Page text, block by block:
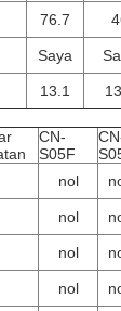
76.7
Saya
13.1
CN-
S05F
nol
nol
nol
nol